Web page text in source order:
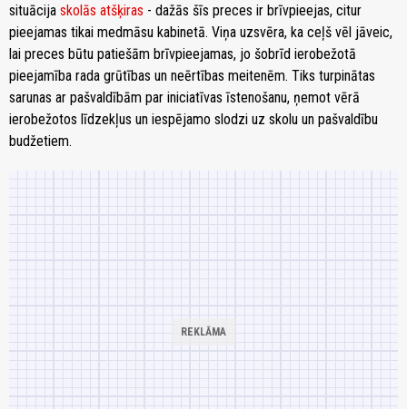
situācija skolās atšķiras - dažās šīs preces ir brīvpieejas, citur
pieejamas tikai medmāsu kabinetā. Viņa uzsvēra, ka ceļš vēl jāveic,
lai preces būtu patiešām brīvpieejamas, jo šobrīd ierobežotā
pieejamība rada grūtības un neērtības meitenēm. Tiks turpinātas
sarunas ar pašvaldībām par iniciatīvas īstenošanu, ņemot vērā
ierobežotos līdzekļus un iespējamo slodzi uz skolu un pašvaldību
budžetiem.